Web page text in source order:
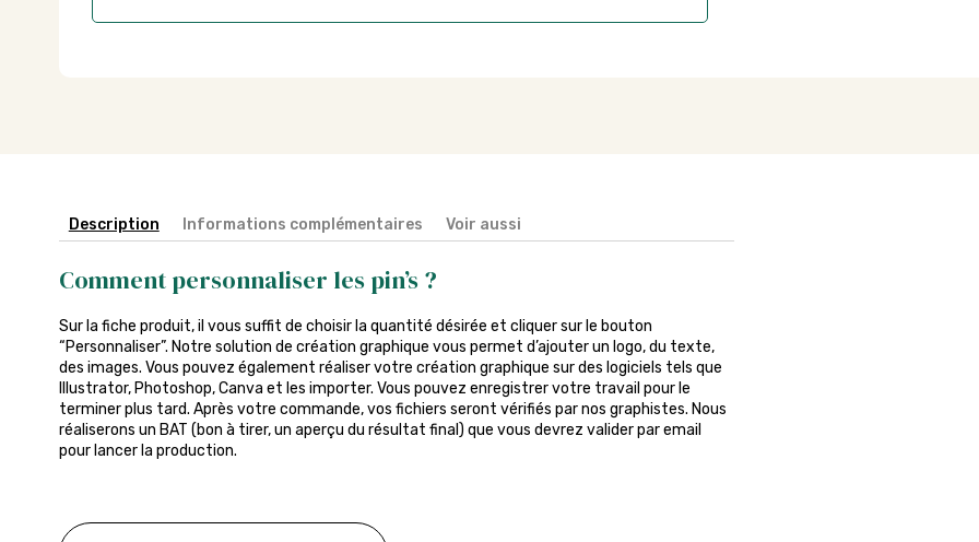
Description Informations complémentaires Voir aussi
Comment personnaliser les pin’s ?
Sur la fiche produit, il vous suffit de choisir la quantité désirée et cliquer sur le bouton
“Personnaliser”. Notre solution de création graphique vous permet d’ajouter un logo, du texte,
des images. Vous pouvez également réaliser votre création graphique sur des logiciels tels que
Illustrator, Photoshop, Canva et les importer. Vous pouvez enregistrer votre travail pour le
terminer plus tard. Après votre commande, vos fichiers seront vérifiés par nos graphistes. Nous
réaliserons un BAT (bon à tirer, un aperçu du résultat final) que vous devrez valider par email
pour lancer la production.